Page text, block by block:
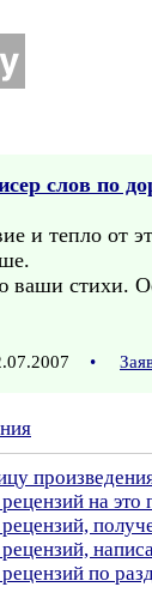
слов по
и тепло от
стихи.
•
на это
по